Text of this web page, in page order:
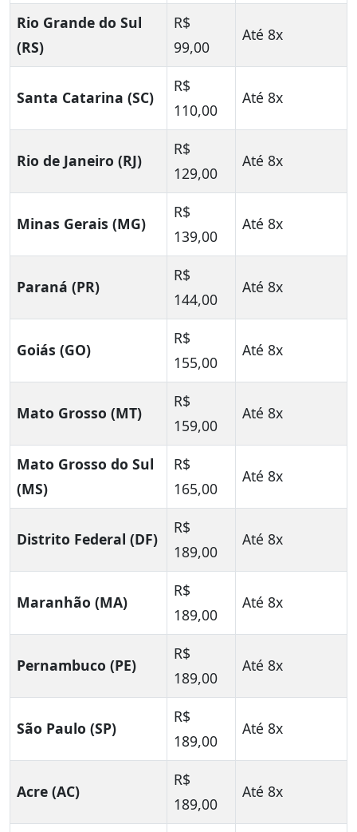
Rio Grande do Sul
(RS)
R$
99,00
Até 8x
Santa Catarina (SC)
R$
110,00
Até 8x
Rio de Janeiro (RJ)
R$
129,00
Até 8x
Minas Gerais (MG)
R$
139,00
Até 8x
Paraná (PR)
R$
144,00
Até 8x
Goiás (GO)
R$
155,00
Até 8x
Mato Grosso (MT)
R$
159,00
Até 8x
Mato Grosso do Sul
(MS)
R$
165,00
Até 8x
Distrito Federal (DF)
R$
189,00
Até 8x
Maranhão (MA)
R$
189,00
Até 8x
Pernambuco (PE)
R$
189,00
Até 8x
São Paulo (SP)
R$
189,00
Até 8x
Acre (AC)
R$
189,00
Até 8x